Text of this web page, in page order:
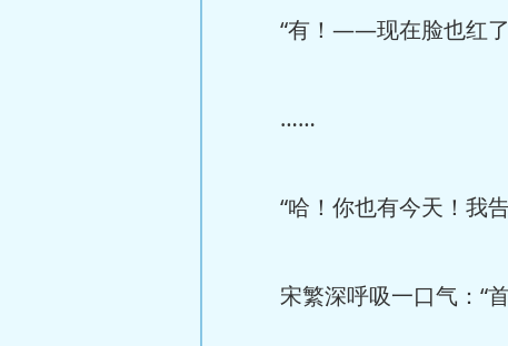
“有！——现在脸也红了
……
“哈！你也有今天！我告
宋繁深呼吸一口气：“首